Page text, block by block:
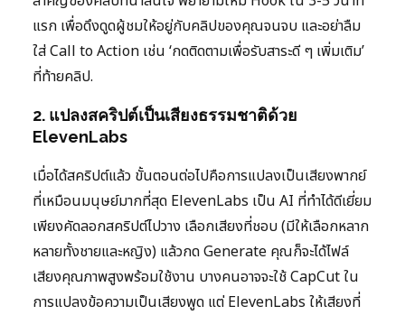
แรก เพื่อดึงดูดผู้ชมให้อยู่กับคลิปของคุณจนจบ และอย่าลืม
ใส่ Call to Action เช่น ‘กดติดตามเพื่อรับสาระดี ๆ เพิ่มเติม’
ที่ท้ายคลิป.
2. แปลงสคริปต์เป็นเสียงธรรมชาติด้วย
ElevenLabs
เมื่อได้สคริปต์แล้ว ขั้นตอนต่อไปคือการแปลงเป็นเสียงพากย์
ที่เหมือนมนุษย์มากที่สุด ElevenLabs เป็น AI ที่ทำได้ดีเยี่ยม
เพียงคัดลอกสคริปต์ไปวาง เลือกเสียงที่ชอบ (มีให้เลือกหลาก
หลายทั้งชายและหญิง) แล้วกด Generate คุณก็จะได้ไฟล์
เสียงคุณภาพสูงพร้อมใช้งาน บางคนอาจจะใช้ CapCut ใน
การแปลงข้อความเป็นเสียงพูด แต่ ElevenLabs ให้เสียงที่